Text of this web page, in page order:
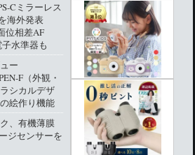
Cミラーレス
海外発表
位相差AF
水準器も
ー
F（外観・
シカルデザ
絵作り機能
、有機薄膜
ジセンサーを